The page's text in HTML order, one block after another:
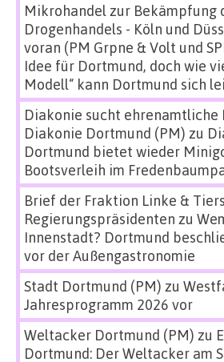
Mikrohandel zur Bekämpfung
Drogenhandels - Köln und
voran (PM Grpne & Volt und
Idee für Dortmund, doch wie
Modell“ kann Dortmund sich
Diakonie sucht
Diakonie Dortmund (PM) zu
Dortmund bietet wieder
Bootsverleih im
Brief der Fraktion Linke &
Regierungspräsidenten zu
Innenstadt? Dortmund
vor der Außengastronomie
Stadt Dortmund (PM) zu
Jahresprogramm 2026 vor
Weltacker Dortmund (PM) zu
Dortmund: Der Weltacker am